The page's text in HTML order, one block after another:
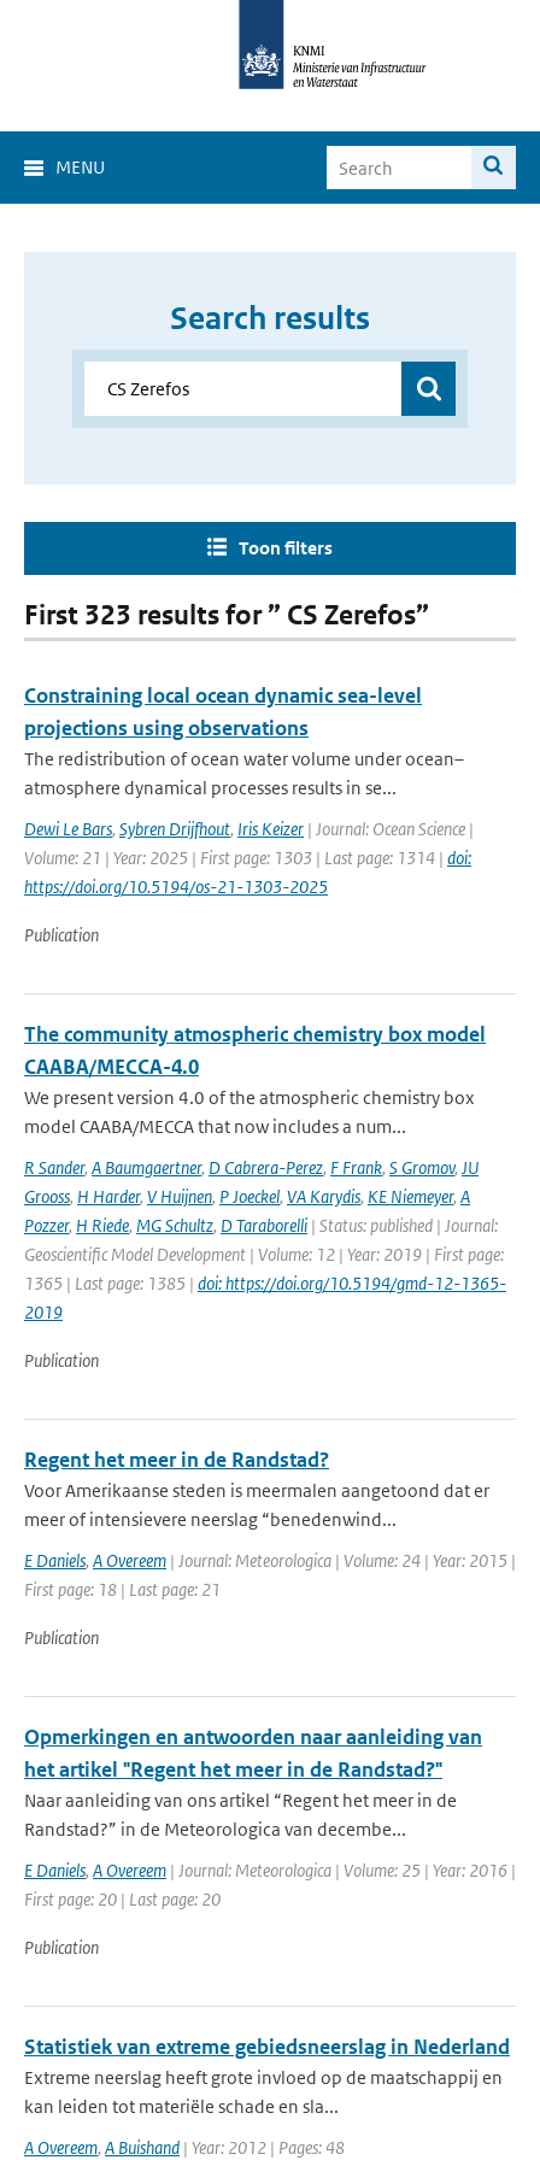
MENU
Search results
Toon filters
First 323 results for ” CS Zerefos”
Constraining local ocean dynamic sea-level
projections using observations
The redistribution of ocean water volume under ocean–
atmosphere dynamical processes results in se...
Dewi Le Bars, Sybren Drijfhout, Iris Keizer | Journal: Ocean Science |
Volume: 21 | Year: 2025 | First page: 1303 | Last page: 1314 | doi:
https://doi.org/10.5194/os-21-1303-2025
Publication
The community atmospheric chemistry box model
CAABA/MECCA-4.0
We present version 4.0 of the atmospheric chemistry box
model CAABA/MECCA that now includes a num...
R Sander, A Baumgaertner, D Cabrera-Perez, F Frank, S Gromov, JU
Grooss, H Harder, V Huijnen, P Joeckel, VA Karydis, KE Niemeyer, A
Pozzer, H Riede, MG Schultz, D Taraborelli | Status: published | Journal:
Geoscientific Model Development | Volume: 12 | Year: 2019 | First page:
1365 | Last page: 1385 | doi: https://doi.org/10.5194/gmd-12-1365-
2019
Publication
Regent het meer in de Randstad?
Voor Amerikaanse steden is meermalen aangetoond dat er
meer of intensievere neerslag “benedenwind...
E Daniels, A Overeem | Journal: Meteorologica | Volume: 24 | Year: 2015 |
First page: 18 | Last page: 21
Publication
Opmerkingen en antwoorden naar aanleiding van
het artikel "Regent het meer in de Randstad?"
Naar aanleiding van ons artikel “Regent het meer in de
Randstad?” in de Meteorologica van decembe...
E Daniels, A Overeem | Journal: Meteorologica | Volume: 25 | Year: 2016 |
First page: 20 | Last page: 20
Publication
Statistiek van extreme gebiedsneerslag in Nederland
Extreme neerslag heeft grote invloed op de maatschappij en
kan leiden tot materiële schade en sla...
A Overeem, A Buishand | Year: 2012 | Pages: 48